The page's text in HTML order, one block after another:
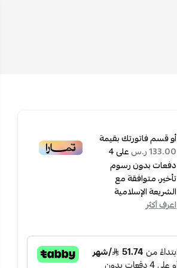
أو قسم فاتورتك بقيمة
133.00 ر.س على4
دفعات بدون رسوم
تأخير، متوافقة مع
الشريعة الإسلامية
اعرف أكثر